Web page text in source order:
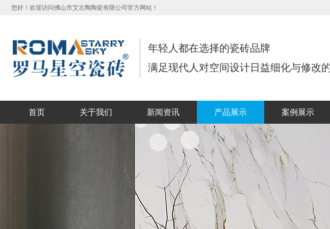
您好！欢迎访问佛山市艾古陶陶瓷有限公司官方网站！
年轻人都在选择的瓷砖品牌
满足现代人对空间设计日益细化与修改
首页 关于我们 新闻资讯 产品展示 案例展示